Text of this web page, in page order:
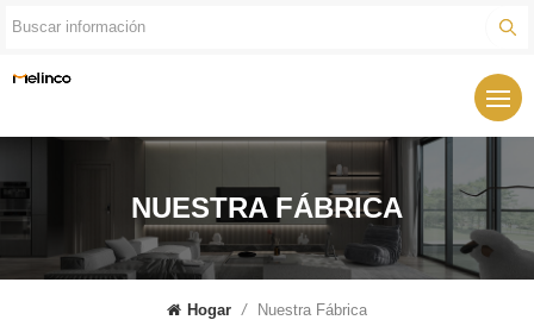
NUESTRA FÁBRICA
Hogar / Nuestra Fábrica